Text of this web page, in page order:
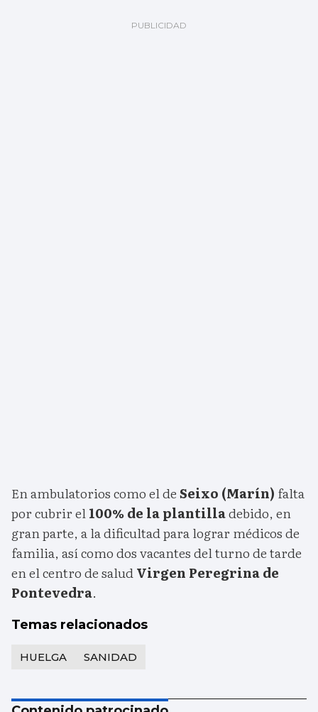
En ambulatorios como el deSeixo (Marín) falta
por cubrir el100% de la plantilladebido, en
gran parte, a la dificultad para lograr médicos de
familia, así como dos vacantes del turno de tarde
en el centro de saludVirgen Peregrina de
Pontevedra.
Temas relacionados
HUELGA SANIDAD